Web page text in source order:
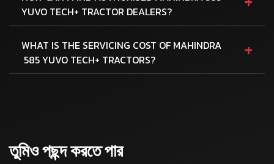
YUVO TECH+ TRACTOR DEALERS?
WHAT IS THE SERVICING COST OF MAHINDRA
585 YUVO TECH+ TRACTORS?
+
তুমিও পছন্দ করতে পার